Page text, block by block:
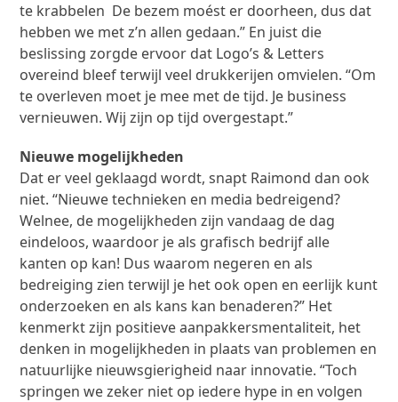
te krabbelen De bezem moést er doorheen, dus dat
hebben we met z’n allen gedaan.” En juist die
beslissing zorgde ervoor dat Logo’s & Letters
overeind bleef terwijl veel drukkerijen omvielen. “Om
te overleven moet je mee met de tijd. Je business
vernieuwen. Wij zijn op tijd overgestapt.”
Nieuwe mogelijkheden
Dat er veel geklaagd wordt, snapt Raimond dan ook
niet. “Nieuwe technieken en media bedreigend?
Welnee, de mogelijkheden zijn vandaag de dag
eindeloos, waardoor je als grafisch bedrijf alle
kanten op kan! Dus waarom negeren en als
bedreiging zien terwijl je het ook open en eerlijk kunt
onderzoeken en als kans kan benaderen?” Het
kenmerkt zijn positieve aanpakkersmentaliteit, het
denken in mogelijkheden in plaats van problemen en
natuurlijke nieuwsgierigheid naar innovatie. “Toch
springen we zeker niet op iedere hype in en volgen